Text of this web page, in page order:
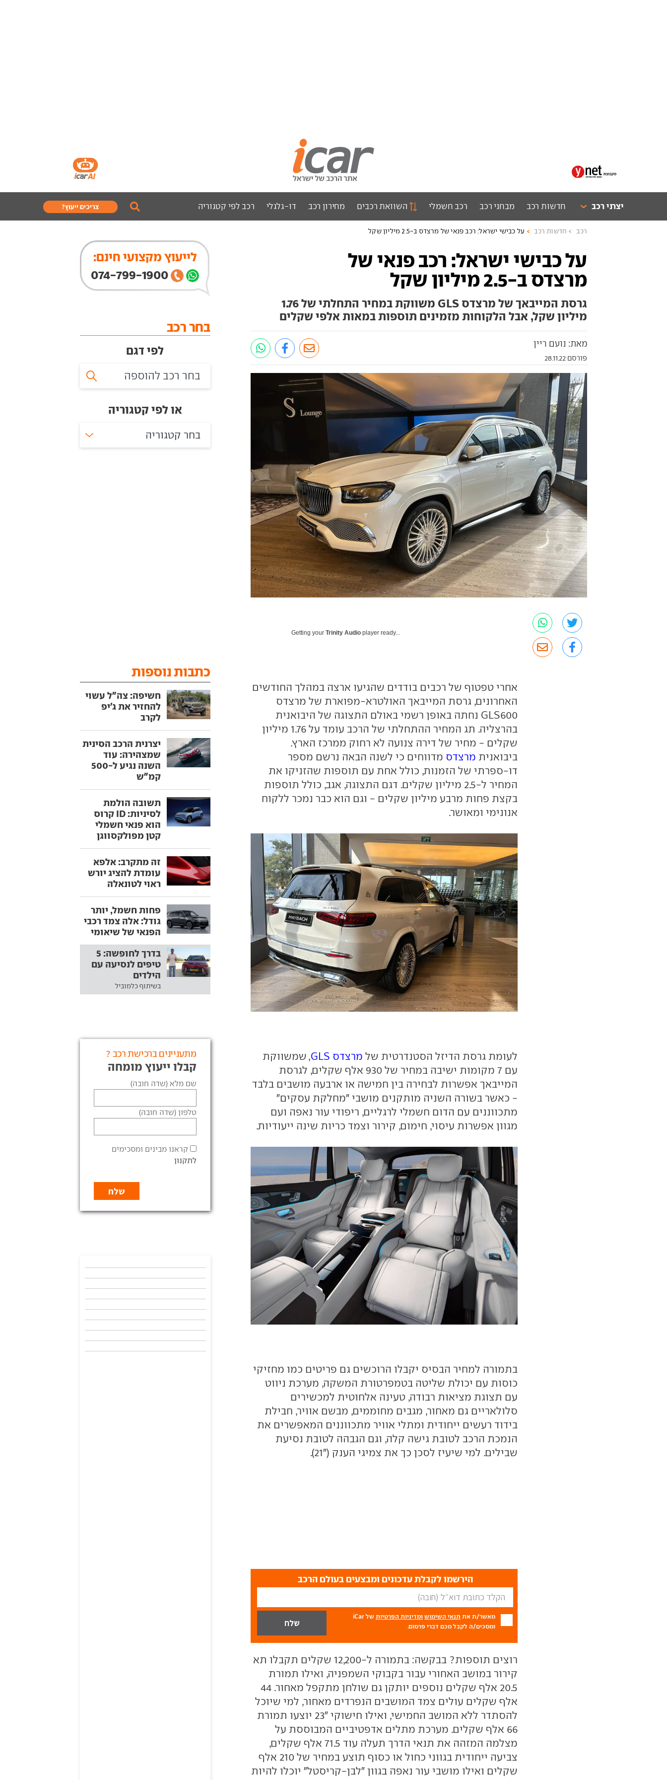
יצרני רכב חדשות רכב מבחני רכב רכב חשמלי השוואת רכבים מחירון רכב דו-גלגלי רכב לפי קטגוריה צריכים ייעוץ?
רכב חדשות רכב על כבישי ישראל: רכב פנאי של מרצדס ב-2.5 מיליון שקל
על כבישי ישראל: רכב פנאי של
מרצדס ב-2.5 מיליון שקל
גרסת המייבאך של מרצדס GLS משווקת במחיר התחלתי של 1.76
מיליון שקל, אבל הלקוחות מזמינים תוספות במאות אלפי שקלים
מאת: נועם ריין
פורסם 28.11.22
Getting yourTrinity Audio player ready...
אחרי טפטוף של רכבים בודדים שהגיעו ארצה במהלך החודשים
האחרונים, גרסת המייבאך האולטרא-מפוארת של מרצדס
GLS600 נחתה באופן רשמי באולם התצוגה של היבואנית
בהרצליה. תג המחיר ההתחלתי של הרכב עומד על 1.76 מיליון
שקלים - מחיר של דירה צנועה לא רחוק ממרכז הארץ.
ביבואנית מרצדס מדווחים כי לשנה הבאה נרשם מספר
דו-ספרתי של הזמנות, כולל אחת עם תוספות שהזניקו את
המחיר ל-2.5 מיליון שקלים. דגם התצוגה, אגב, כולל תוספות
בקצת פחות מרבע מיליון שקלים - וגם הוא כבר נמכר ללקוח
אנונימי ומאושר.
לעומת גרסת הדיזל הסטנדרטית של מרצדס GLS
, שמשווקת
עם 7 מקומות ישיבה במחיר של 930 אלף שקלים, לגרסת
המייבאך אפשרות לבחירה בין חמישה או ארבעה מושבים בלבד
- כאשר בשורה השניה מותקנים מושבי "מחלקת עסקים"
מתכווננים עם הדום חשמלי לרגליים, ריפודי עור נאפה ועם
מגוון אפשרות עיסוי, חימום, קירור וצמד כריות שינה ייעודיות.
בתמורה למחיר הבסיס יקבלו הרוכשים גם פריטים כמו מחזיקי
כוסות עם יכולת שליטה בטמפרטורת המשקה, מערכת ניווט
עם תצוגת מציאות רבודה, טעינה אלחוטית למכשירים
סלולאריים גם מאחור, מגבים מחוממים, מבשם אוויר, חבילת
בידוד רעשים ייחודית ומתלי אוויר מתכווננים המאפשרים את
הנמכת הרכב לטובת גישה קלה, וגם הגבהה לטובת נסיעת
שבילים. למי שיעיז לסכן כך את צמיגי הענק ("21).
הירשמו לקבלת עדכונים ומבצעים בעולם הרכב
מאשר/ת את תנאי השימוש ומדיניות הפרטיות
של iCar
ומסכים/ה לקבל מכם דברי פרסום.
רוצים תוספות? בבקשה: בתמורה ל-12,200 שקלים תקבלו תא
קירור במושב האחורי עבור בקבוקי השמפניה, ואילו תמורת
20.5 אלף שקלים נוספים יותקן גם שולחן מתקפל מאחור. 44
אלף שקלים עולים צמד המושבים הנפרדים מאחור, למי שיוכל
להסתדר ללא המושב החמישי, ואילו חישוקי "23 יוצעו תמורת
66 אלף שקלים. מערכת מתלים אדפטיביים המבוססת על
מצלמה המזהה את תנאי הדרך תעלה עוד 71.5 אלף שקלים,
צביעה ייחודית בגווני כחול או כסוף תוצע במחיר של 210 אלף
שקלים ואילו מושבי עור נאפה בגוון "לבן-קריסטל" יוכלו להיות
לייעוץ מקצועי חינם:
074-799-1900
בחר רכב
לפי דגם
או לפי קטגוריה
בחר קטגוריה
כתבות נוספות
חשיפה: צה"ל עשוי
להחזיר את ג'יפ
לקרב
יצרנית הרכב הסינית
שמצהירה: עוד
השנה נגיע ל-500
קמ"ש
תשובה הולמת
לסיניות: ID קרוס
הוא פנאי חשמלי
קטן מפולקסווגן
זה מתקרב: אלפא
עומדת להציג יורש
ראוי לטונאלה
פחות חשמל, יותר
גודל: אלה צמד רכבי
הפנאי של שיאומי
בדרך לחופשה: 5
טיפים לנסיעה עם
הילדים
בשיתוף כלמוביל
מתעניינים ברכישת רכב ?
קבלו ייעוץ מומחה
שם מלא (שדה חובה)
טלפון (שדה חובה)
קראנו מבינים ומסכימים
לתקנון